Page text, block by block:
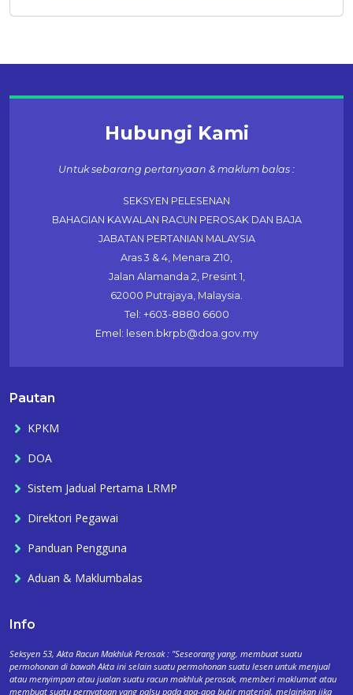
Hubungi Kami
Untuk sebarang pertanyaan & maklum balas :
SEKSYEN PELESENAN
BAHAGIAN KAWALAN RACUN PEROSAK DAN BAJA
JABATAN PERTANIAN MALAYSIA
Aras 3 & 4, Menara Z10,
Jalan Alamanda 2, Presint 1,
62000 Putrajaya, Malaysia.
Tel: +603-8880 6600
Emel: lesen.bkrpb@doa.gov.my
Pautan
KPKM
DOA
Sistem Jadual Pertama LRMP
Direktori Pegawai
Panduan Pengguna
Aduan & Maklumbalas
Info
Seksyen 53, Akta Racun Makhluk Perosak : "Seseorang yang, membuat suatu
permohonan di bawah Akta ini selain suatu permohonan suatu lesen untuk menjual
atau menyimpan atau jualan suatu racun makhluk perosak, memberi maklumat atau
membuat suatu pernyataan yang palsu pada apa-apa butir material, melainkan jika